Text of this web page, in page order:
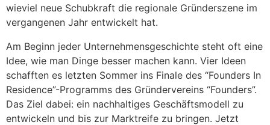
wieviel neue Schubkraft die regionale Gründerszene im
vergangenen Jahr entwickelt hat.
Am Beginn jeder Unternehmensgeschichte steht oft eine
Idee, wie man Dinge besser machen kann. Vier Ideen
schafften es letzten Sommer ins Finale des “Founders In
Residence”-Programms des Gründervereins “Founders”.
Das Ziel dabei: ein nachhaltiges Geschäftsmodell zu
entwickeln und bis zur Marktreife zu bringen. Jetzt